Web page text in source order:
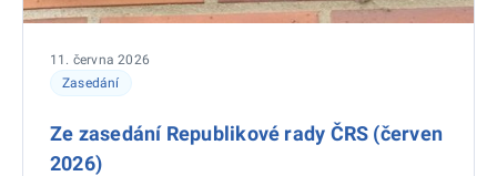
Zasedání
11. června 2026
Ze zasedání Republikové rady ČRS (červen
2026)